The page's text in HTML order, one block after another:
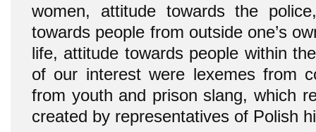
women, attitude towards the
towards people from outside one’s
life, attitude towards people within
of our interest were lexemes from
from youth and prison slang, which
created by representatives of Polish